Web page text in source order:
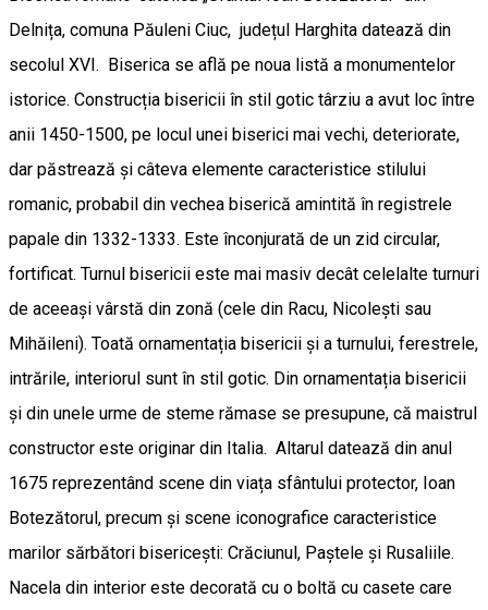
Delnița, comuna Păuleni Ciuc, județul Harghita datează din
secolul XVI. Biserica se află pe noua listă a monumentelor
istorice. Construcția bisericii în stil gotic târziu a avut loc între
anii 1450-1500, pe locul unei biserici mai vechi, deteriorate,
dar păstrează și câteva elemente caracteristice stilului
romanic, probabil din vechea biserică amintită în registrele
papale din 1332-1333. Este înconjurată de un zid circular,
fortificat. Turnul bisericii este mai masiv decât celelalte turnuri
de aceeași vârstă din zonă (cele din Racu, Nicolești sau
Mihăileni). Toată ornamentația bisericii și a turnului, ferestrele,
intrările, interiorul sunt în stil gotic. Din ornamentația bisericii
și din unele urme de steme rămase se presupune, că maistrul
constructor este originar din Italia. Altarul datează din anul
1675 reprezentând scene din viața sfântului protector, Ioan
Botezătorul, precum și scene iconografice caracteristice
marilor sărbători bisericești: Crăciunul, Paștele și Rusaliile.
Nacela din interior este decorată cu o boltă cu casete care